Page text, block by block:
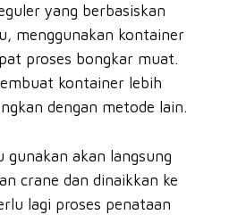
yang berbasiskan
menggunakan kontainer
proses bongkar muat.
kontainer lebih
dengan metode lain.
gunakan akan langsung
crane dan dinaikkan ke
lagi proses penataan